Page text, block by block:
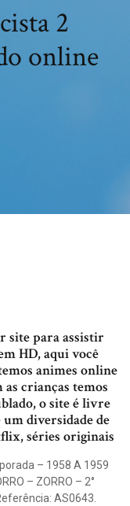
2
online
site para assistir
HD, aqui você
animes online
as crianças temos
o site é livre
diversidade de
séries originais
– 1958 A 1959
– ZORRO – 2°
AS0643.